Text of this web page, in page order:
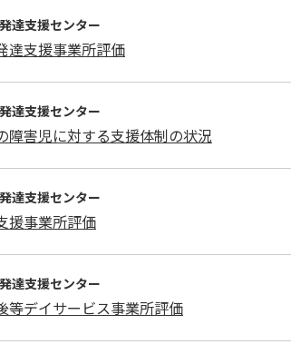
達⽀援センター
支援事業所評価
達⽀援センター
害児に対する支援体制の状況
達⽀援センター
事業所評価
達⽀援センター
デイサービス事業所評価